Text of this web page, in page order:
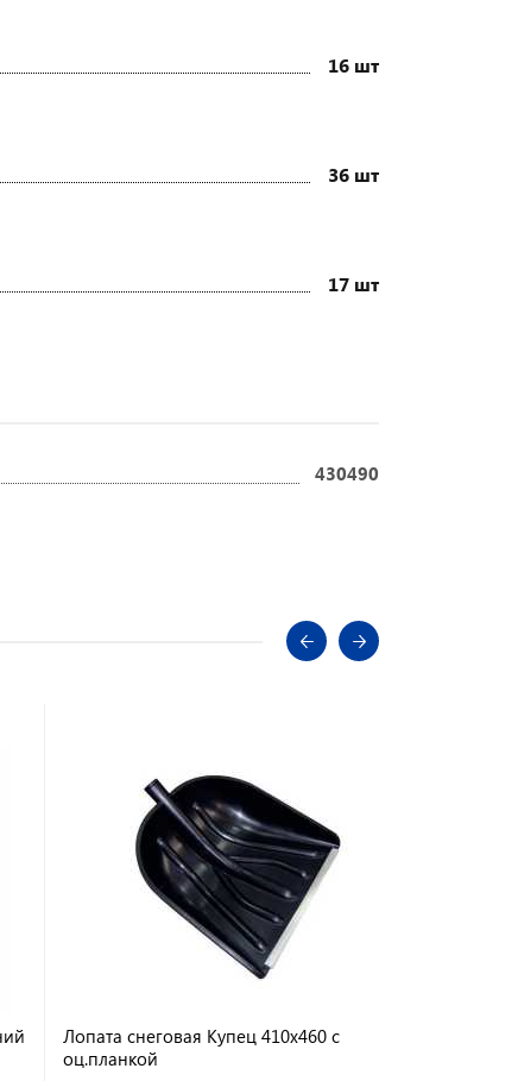
16 шт
36 шт
17 шт
430490
Лопата снеговая Купец 410х460 с
оц.планкой